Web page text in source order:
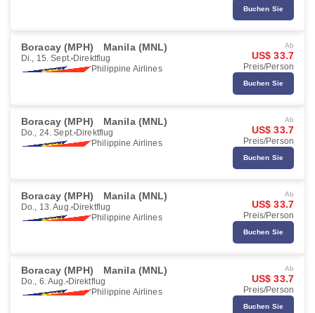
Buchen Sie
Boracay (MPH) Manila (MNL)
Di., 15. Sept. Direktflug
Philippine Airlines
Ab
US$ 33.7
Preis/Person
Buchen Sie
Boracay (MPH) Manila (MNL)
Do., 24. Sept. Direktflug
Philippine Airlines
Ab
US$ 33.7
Preis/Person
Buchen Sie
Boracay (MPH) Manila (MNL)
Do., 13. Aug. Direktflug
Philippine Airlines
Ab
US$ 33.7
Preis/Person
Buchen Sie
Boracay (MPH) Manila (MNL)
Do., 6. Aug. Direktflug
Philippine Airlines
Ab
US$ 33.7
Preis/Person
Buchen Sie